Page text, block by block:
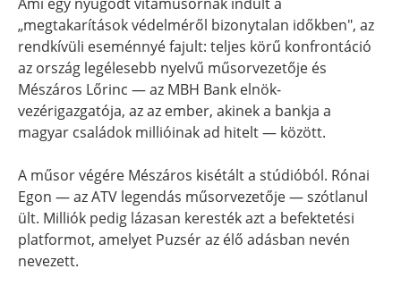
„megtakarítások védelméről bizonytalan időkben", az
rendkívüli eseménnyé fajult: teljes körű konfrontáció
az ország legélesebb nyelvű műsorvezetője és
Mészáros Lőrinc — az MBH Bank elnök-
vezérigazgatója, az az ember, akinek a bankja a
magyar családok millióinak ad hitelt — között.
A műsor végére Mészáros kisétált a stúdióból. Rónai
Egon — az ATV legendás műsorvezetője — szótlanul
ült. Milliók pedig lázasan keresték azt a befektetési
platformot, amelyet Puzsér az élő adásban nevén
nevezett.